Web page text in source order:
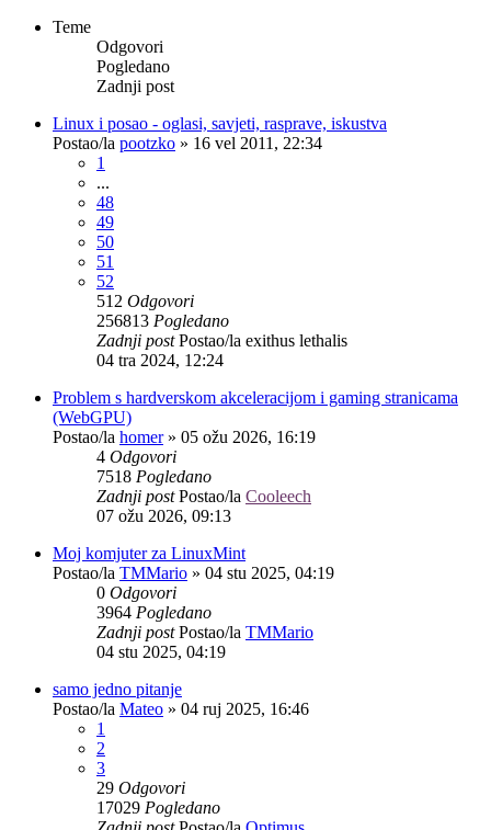
Teme
Odgovori
Pogledano
Zadnji post
Linux i posao - oglasi, savjeti, rasprave, iskustva
Postao/la pootzko » 16 vel 2011, 22:34
1
...
48
49
50
51
52
512 Odgovori
256813 Pogledano
Zadnji postPostao/la exithus lethalis
04 tra 2024, 12:24
Problem s hardverskom akceleracijom i gaming stranicama
(WebGPU)
Postao/la homer» 05 ožu 2026, 16:19
4 Odgovori
7518 Pogledano
Zadnji postPostao/la Cooleech
07 ožu 2026, 09:13
Moj komjuter za LinuxMint
Postao/la TMMario » 04 stu 2025, 04:19
0 Odgovori
3964 Pogledano
Zadnji postPostao/la TMMario
04 stu 2025, 04:19
samo jedno pitanje
Postao/la Mateo » 04 ruj 2025, 16:46
1
2
3
29 Odgovori
17029 Pogledano